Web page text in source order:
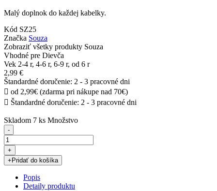
Malý doplnok do každej kabelky.
Kód SZ25
Značka Souza
Zobraziť všetky produkty Souza
Vhodné pre Dievča
Vek 2-4 r, 4-6 r, 6-9 r, od 6 r
2,99 €
Štandardné doručenie: 2 - 3 pracovné dni
 od 2,99€ (zdarma pri nákupe nad 70€)
 Štandardné doručenie: 2 - 3 pracovné dni
Skladom 7 ks Množstvo
-
+
+ Pridať do košíka
Popis
Detaily produktu